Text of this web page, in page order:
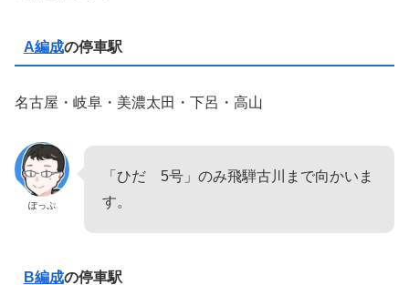
A編成の停車駅
名古屋・岐阜・美濃太田・下呂・高山
ぽっぷ
「ひだ 5号」のみ飛騨古川まで向かいま
す。
B編成の停車駅